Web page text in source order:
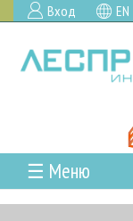
Вход EN
☰ Меню
ГЛАВНАЯ